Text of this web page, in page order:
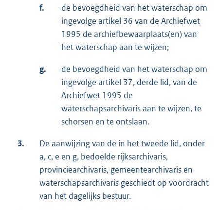
f.
de bevoegdheid van het waterschap om
ingevolge artikel 36 van de Archiefwet
1995 de archiefbewaarplaats(en) van
het waterschap aan te wijzen;
g.
de bevoegdheid van het waterschap om
ingevolge artikel 37, derde lid, van de
Archiefwet 1995 de
waterschapsarchivaris aan te wijzen, te
schorsen en te ontslaan.
3.
De aanwijzing van de in het tweede lid, onder
a, c, e en g, bedoelde rijksarchivaris,
provinciearchivaris, gemeentearchivaris en
waterschapsarchivaris geschiedt op voordracht
van het dagelijks bestuur.